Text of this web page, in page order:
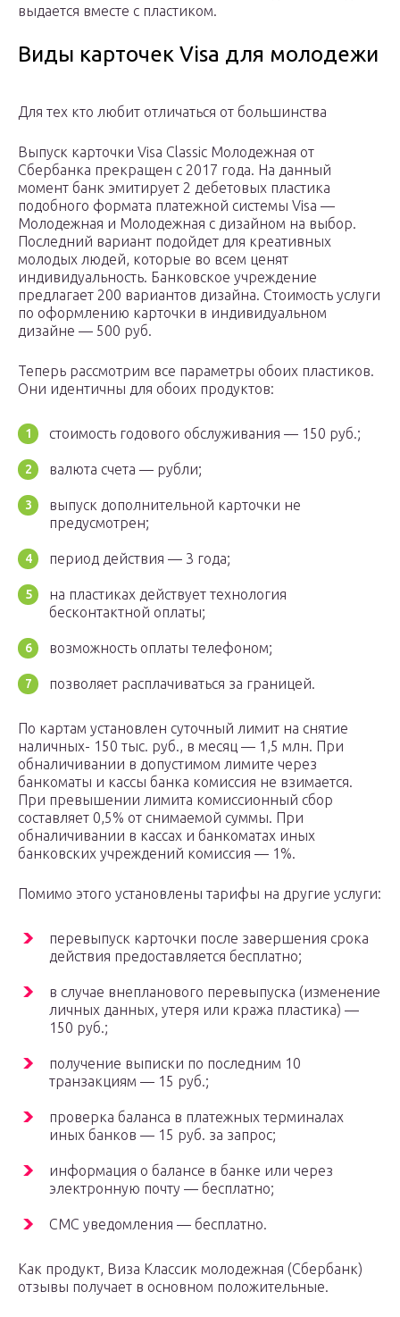
выдается вместе с пластиком.
Виды карточек Visa для молодежи
Для тех кто любит отличаться от большинства
Выпуск карточки Visa Classic Молодежная от
Сбербанка прекращен с 2017 года. На данный
момент банк эмитирует 2 дебетовых пластика
подобного формата платежной системы Visa —
Молодежная и Молодежная с дизайном на выбор.
Последний вариант подойдет для креативных
молодых людей, которые во всем ценят
индивидуальность. Банковское учреждение
предлагает 200 вариантов дизайна. Стоимость услуги
по оформлению карточки в индивидуальном
дизайне — 500 руб.
Теперь рассмотрим все параметры обоих пластиков.
Они идентичны для обоих продуктов:
стоимость годового обслуживания — 150 руб.;
валюта счета — рубли;
выпуск дополнительной карточки не
предусмотрен;
период действия — 3 года;
на пластиках действует технология
бесконтактной оплаты;
возможность оплаты телефоном;
позволяет расплачиваться за границей.
По картам установлен суточный лимит на снятие
наличных- 150 тыс. руб., в месяц — 1,5 млн. При
обналичивании в допустимом лимите через
банкоматы и кассы банка комиссия не взимается.
При превышении лимита комиссионный сбор
составляет 0,5% от снимаемой суммы. При
обналичивании в кассах и банкоматах иных
банковских учреждений комиссия — 1%.
Помимо этого установлены тарифы на другие услуги:
перевыпуск карточки после завершения срока
действия предоставляется бесплатно;
в случае внепланового перевыпуска (изменение
личных данных, утеря или кража пластика) —
150 руб.;
получение выписки по последним 10
транзакциям — 15 руб.;
проверка баланса в платежных терминалах
иных банков — 15 руб. за запрос;
информация о балансе в банке или через
электронную почту — бесплатно;
СМС уведомления — бесплатно.
Как продукт, Виза Классик молодежная (Сбербанк)
отзывы получает в основном положительные.